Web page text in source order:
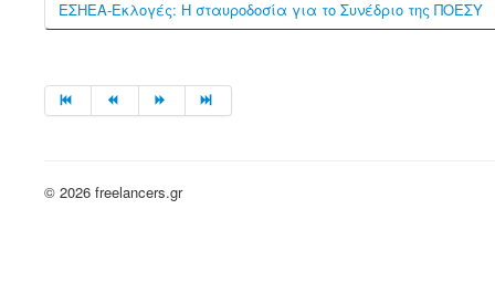
ΕΣΗΕΑ-Εκλογές: Η σταυροδοσία για το Συνέδριο της ΠΟΕΣΥ
© 2026 freelancers.gr